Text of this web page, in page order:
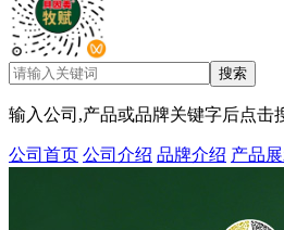
输入公司,产品或品牌关键字后点击
公司首页 公司介绍 品牌介绍 产品